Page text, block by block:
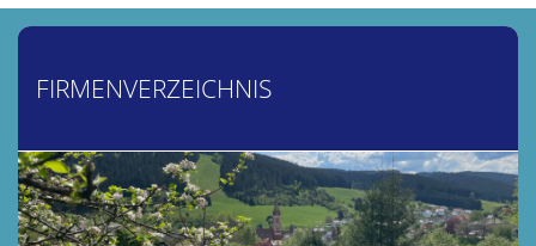
FIRMENVERZEICHNIS